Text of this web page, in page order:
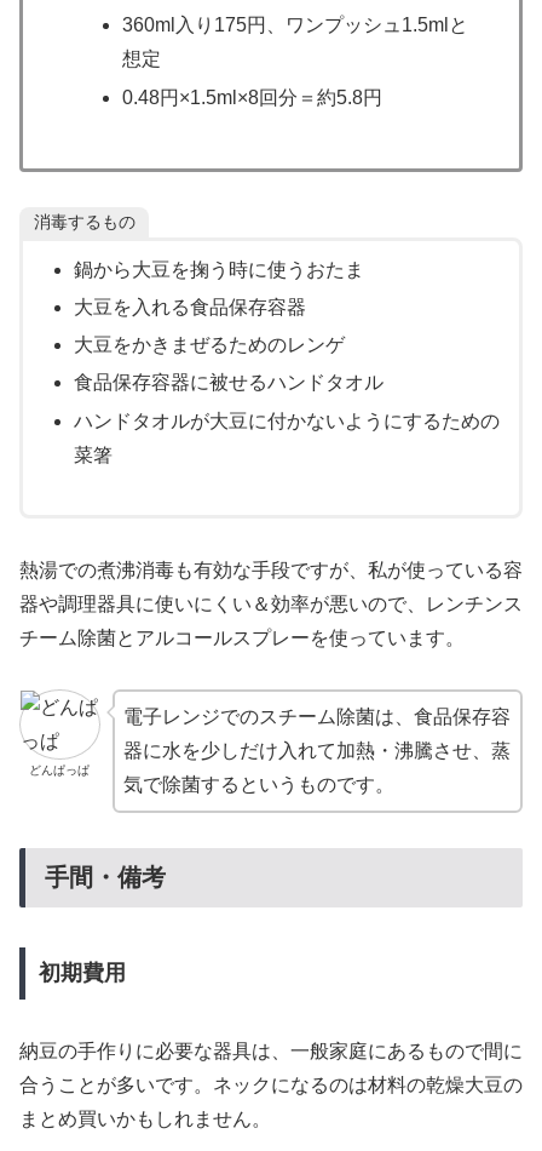
360ml入り175円、ワンプッシュ1.5mlと
想定
0.48円×1.5ml×8回分＝約5.8円
消毒するもの
鍋から大豆を掬う時に使うおたま
大豆を入れる食品保存容器
大豆をかきまぜるためのレンゲ
食品保存容器に被せるハンドタオル
ハンドタオルが大豆に付かないようにするための
菜箸
熱湯での煮沸消毒も有効な手段ですが、私が使っている容
器や調理器具に使いにくい＆効率が悪いので、レンチンス
チーム除菌とアルコールスプレーを使っています。
どんぱっぱ
電子レンジでのスチーム除菌は、食品保存容
器に水を少しだけ入れて加熱・沸騰させ、蒸
気で除菌するというものです。
手間・備考
初期費用
納豆の手作りに必要な器具は、一般家庭にあるもので間に
合うことが多いです。ネックになるのは材料の乾燥大豆の
まとめ買いかもしれません。